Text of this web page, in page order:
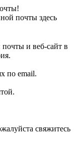
почты здесь
почты и веб-сайт в
по email.
свяжитесь